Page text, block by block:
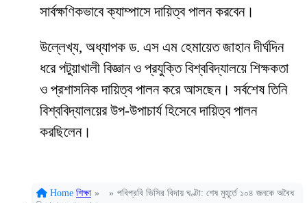
সার্বক্ষণিকভাবে ক্যাম্পাসে দায়িত্ব পালন করবেন।
উল্লেখ্য, অধ্যাপক ড. এস এম হেমায়েত জাহান দীর্ঘদিন
ধরে পটুয়াখালী বিজ্ঞান ও প্রযুক্তি বিশ্ববিদ্যালয়ে শিক্ষকতা
ও প্রশাসনিক দায়িত্ব পালন করে আসছেন। সর্বশেষ তিনি
বিশ্ববিদ্যালয়ের উপ-উপাচার্য হিসেবে দায়িত্ব পালন
করছিলেন।
Home শিক্ষা » » পবিপ্রবি ভিসির বিদায় ঘণ্টা: শেষ মুহূর্তে ১০৪ জনকে অবৈধ